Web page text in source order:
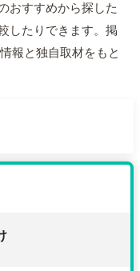
おすすめから探した
したりできます。掲
報と独自取材をもと